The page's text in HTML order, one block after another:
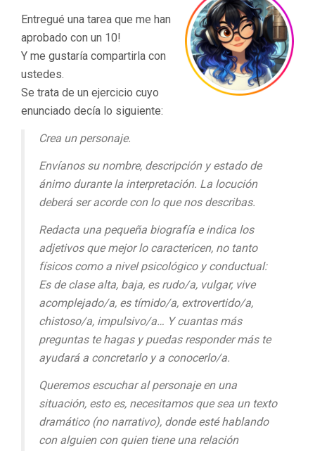
Entregué una tarea que me han
aprobado con un 10!
Y me gustaría compartirla con
ustedes.
Se trata de un ejercicio cuyo
enunciado decía lo siguiente:
Crea un personaje.
Envíanos su nombre, descripción y estado de
ánimo durante la interpretación. La locución
deberá ser acorde con lo que nos describas.
Redacta una pequeña biografía e indica los
adjetivos que mejor lo caractericen, no tanto
físicos como a nivel psicológico y conductual:
Es de clase alta, baja, es rudo/a, vulgar, vive
acomplejado/a, es tímido/a, extrovertido/a,
chistoso/a, impulsivo/a… Y cuantas más
preguntas te hagas y puedas responder más te
ayudará a concretarlo y a conocerlo/a.
Queremos escuchar al personaje en una
situación, esto es, necesitamos que sea un texto
dramático (no narrativo), donde esté hablando
con alguien con quien tiene una relación